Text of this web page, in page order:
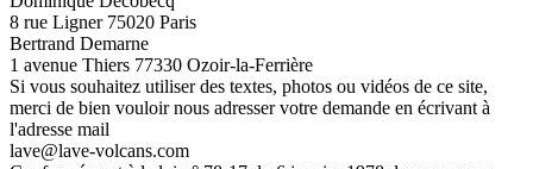
8 rue Ligner 75020 Paris
Bertrand Demarne
1 avenue Thiers 77330 Ozoir-la-Ferrière
Si vous souhaitez utiliser des textes, photos ou vidéos de ce site,
merci de bien vouloir nous adresser votre demande en écrivant à
l'adresse mail
lave@lave-volcans.com